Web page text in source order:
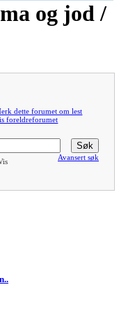
og jod /
dette forumet om lest
foreldreforumet
Avansert søk